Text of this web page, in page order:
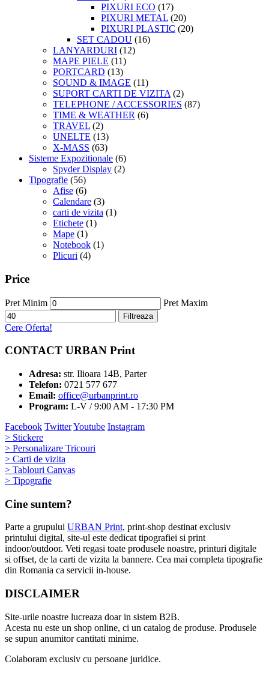
PIXURI ECO (17)
PIXURI METAL (20)
PIXURI PLASTIC (20)
SET CADOU (16)
LANYARDURI (12)
MAPE PIELE (11)
PORTCARD (13)
SOUND & IMAGE (11)
SUPORT CARTI DE VIZITA (2)
TELEPHONE / ACCESSORIES (87)
TIME & WEATHER (6)
TRAVEL (2)
UNELTE (13)
X-MASS (63)
Sisteme Expozitionale (6)
Spyder Display (2)
Tipografie (56)
Afise (6)
Calendare (3)
carti de vizita (1)
Etichete (1)
Mape (1)
Notebook (1)
Plicuri (4)
Price
Pret Minim Pret Maxim
Filtreaza
Cere Oferta!
CONTACT URBAN Print
Adresa: str. Ilioara 14B, Parter
Telefon: 0721 577 677
Email: office@urbanprint.ro
Program: L-V / 9:00 AM - 17:30 PM
Facebook TwitterYoutube Instagram
> Stickere
> Personalizare Tricouri
> Carti de vizita
> Tablouri Canvas
> Tipografie
Cine suntem?
Parte a grupului URBAN Print, print-shop destinat exclusiv
printului digital, site-ul este dedicat tipografiei si print
indoor/outdoor. Veti regasi toate produsele noastre, printuri digitale
si offset, de la carti de vizita la bannere. Cea mai completa tipografie
din Romania ca servicii in-house.
DISCLAIMER
Site-urile noastre lucreaza doar in sistem B2B.
Acesta nu este un shop online, ci un catalog de produse. Produsele
se supun anumitor cantitati minime.
Colaboram exclusiv cu persoane juridice.